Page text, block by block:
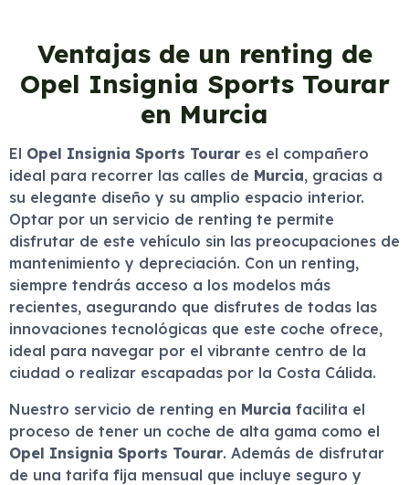
Ventajas de un renting de
Opel Insignia Sports Tourar
en Murcia
El Opel Insignia Sports Tourar es el compañero
ideal para recorrer las calles de Murcia, gracias a
su elegante diseño y su amplio espacio interior.
Optar por un servicio de renting te permite
disfrutar de este vehículo sin las preocupaciones de
mantenimiento y depreciación. Con un renting,
siempre tendrás acceso a los modelos más
recientes, asegurando que disfrutes de todas las
innovaciones tecnológicas que este coche ofrece,
ideal para navegar por el vibrante centro de la
ciudad o realizar escapadas por la Costa Cálida.
Nuestro servicio de renting en Murcia facilita el
proceso de tener un coche de alta gama como el
Opel Insignia Sports Tourar. Además de disfrutar
de una tarifa fija mensual que incluye seguro y